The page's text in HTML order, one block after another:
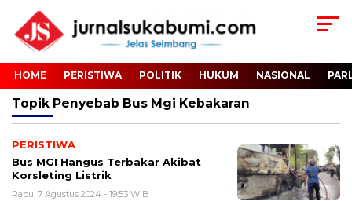
HOME PERISTIWA POLITIK HUKUM NASIONAL
Topik Penyebab Bus Mgi Kebakaran
PERISTIWA
Bus MGI Hangus Terbakar Akibat
Korsleting Listrik
Rabu, 7 Agustus 2024 - 19:53 WIB